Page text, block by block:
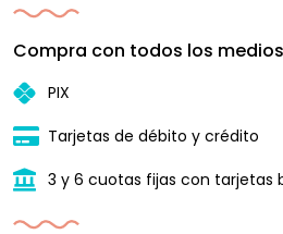
Compra con todos los
PIX
Tarjetas de débito y crédito
3 y 6 cuotas fijas con tarjetas